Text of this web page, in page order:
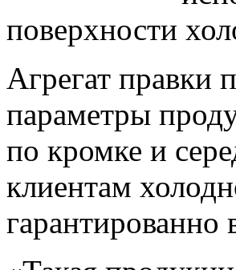
поверхности
Агрегат правки
параметры
по кромке и
клиентам
гарантированно